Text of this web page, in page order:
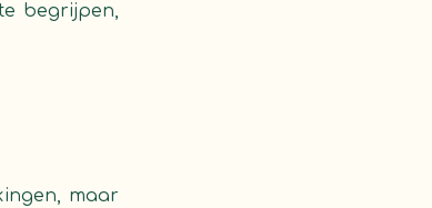
begrijpen,
maar